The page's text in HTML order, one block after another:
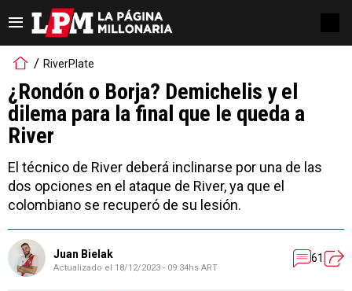
RiverPlate
¿Rondón o Borja? Demichelis y el
dilema para la final que le queda a
River
El técnico de River deberá inclinarse por una de las
dos opciones en el ataque de River, ya que el
colombiano se recuperó de su lesión.
Juan Bielak
Actualizado el 18/12/2023 - 09:34hs ART
61